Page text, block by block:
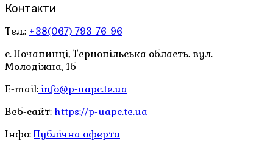
Контакти
Тел.: +38(067) 793-76-96
с. Почапинці, Тернопільська область. вул.
Молодіжна, 1б
E-mail: info@p-uapc.te.ua
Веб-сайт: https://p-uapc.te.ua
Інфо:Публічна оферта